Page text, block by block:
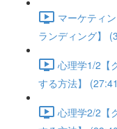
マーケティ
ランディング】
心理学1/2【
する方法】
心理学2/2【